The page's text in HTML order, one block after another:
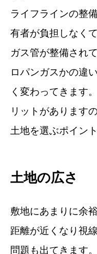
ライフラインの整
有者が負担しなく
ガス管が整備され
ロパンガスかの違
く変わってきます
リットがあります
土地を選ぶポイント
土地の広さ
敷地にあまりに余
距離が近くなり視
問題も出てきます